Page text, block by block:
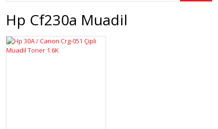
Hp Cf230a Muadil